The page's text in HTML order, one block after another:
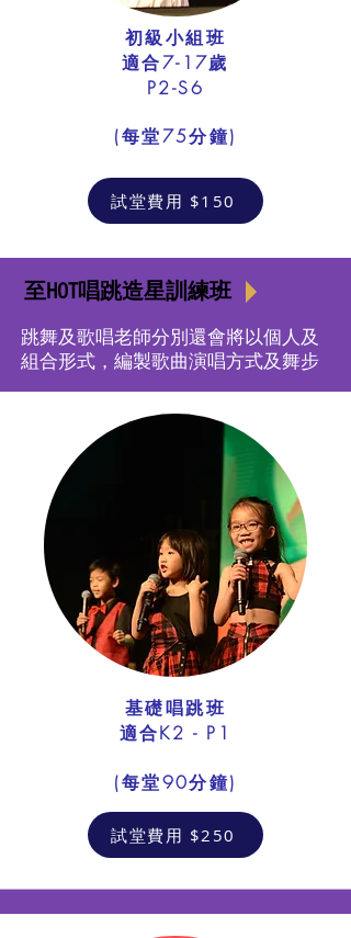
初級小組班
適合7-17歲
​P2-S6
​(每堂75分鐘)
試堂費用 $150
至HOT唱跳造星訓練班
跳舞及歌唱老師分別還會將以個人及
組合形式，編製歌曲演唱方式及舞步
基礎唱跳班
適合K2 - P1
​(每堂90分鐘)
試堂費用 $250